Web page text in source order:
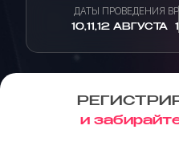
ДАТЫ ПРОВЕДЕНИЯ
10,11,12 АВГУСТА
и